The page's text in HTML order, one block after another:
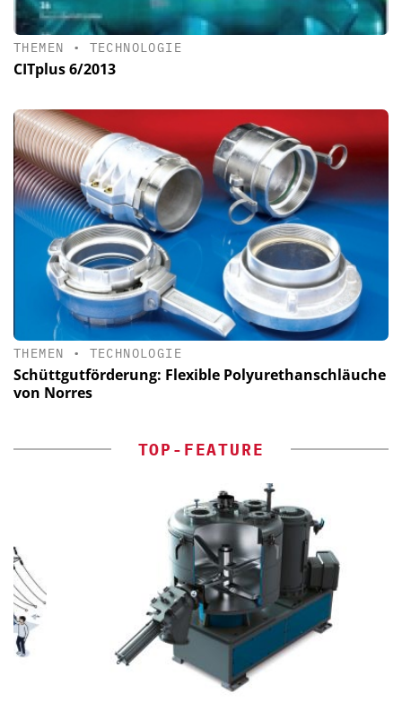
THEMEN • TECHNOLOGIE
CITplus 6/2013
THEMEN • TECHNOLOGIE
Schüttgutförderung: Flexible Polyurethanschläuche
von Norres
TOP-FEATURE